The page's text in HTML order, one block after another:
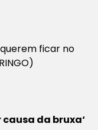
querem ficar no
da bruxa‘